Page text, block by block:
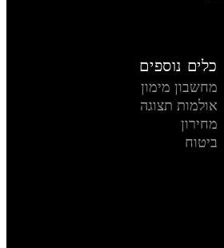
כלים נוספים
מחשבון מימון
אולמות תצוגה
מחירון
ביטוח